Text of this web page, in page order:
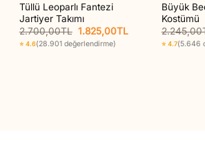
Tüllü Leoparlı Fantezi
Jartiyer Takımı
2.700,00TL Orijinal
fiyat:
2.700,00TL.
1.825,00TL
⭐ 4.6(28.901 değerlendirme)
Büyük
Kostümü
2.245,00
⭐ 4.7(5.646